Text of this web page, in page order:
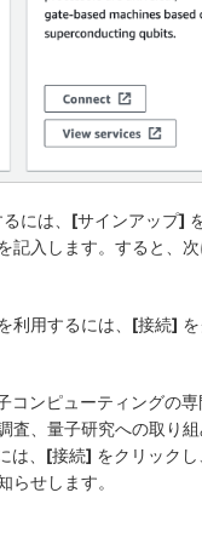
には、 [サインアップ]
記入します。すると、
用するには、 [接続]
ンピューティングの
査、量子研究への取り
、 [接続] をクリック
らせします。